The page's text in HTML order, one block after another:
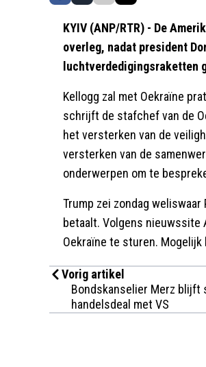
KYIV (ANP/RTR) - De
overleg, nadat president
luchtverdedigingsraketten
Kellogg zal met Oekraïne
schrijft de stafchef van de
het versterken van de
versterken van de
onderwerpen om te
Trump zei zondag
betaalt. Volgens nieuwssite
Oekraïne te sturen.
Vorig artikel
Bondskanselier Merz blijft
handelsdeal met VS